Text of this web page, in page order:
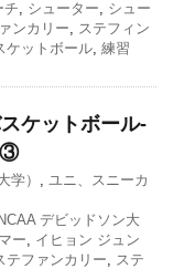
チ, シューター, シュー
ンカリー, ステフィン
ケットボール, 練習
ケットボール-
③
学） , ユニ、スニーカ
NCAA デビッドソン大
ー, イヒョン ジュン
テファンカリー, ステ